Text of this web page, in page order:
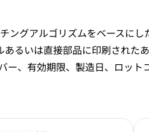
ングアルゴリズムをベースにし
あるいは直接部品に印刷された
ー、有効期限、製造日、ロット